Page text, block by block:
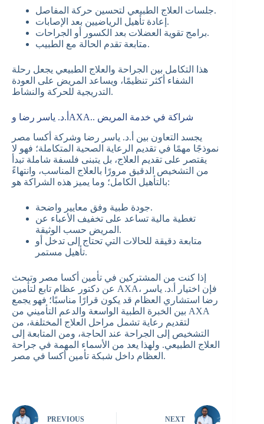
جلسات العلاج الطبيعي لتحسين حركة المفاصل.
إعادة تأهيل الرياضيين بعد الإصابات.
برامج تقوية العضلات بعد الكسور أو الجراحات.
متابعة تقدم الحالة مع الطبيب.
هذا التكامل بين الجراحة والعلاج الطبيعي يجعل رحلة
الشفاء أكثر تنظيمًا، ويساعد المريض على العودة
التدريجية للحركة والنشاط.
أ.د. ياسر رضا وAXA.. شراكة في خدمة المريض
يجسد التعاون بين أ.د. ياسر رضا وشركة أكسا مصر
نموذجًا مهمًا في تقديم الرعاية الصحية المتكاملة؛ فهو لا
يقتصر على تقديم العلاج، بل يتبنى فلسفة شاملة تبدأ
من التشخيص الدقيق مرورًا بالعلاج المناسب، وانتهاءً
بالتأهيل الكامل؛ وما يميز هذه الشراكة هو:
جودة طبية وفق معايير واضحة.
تغطية مالية تساعد على تخفيف الأعباء عن
المريض حسب الوثيقة.
متابعة دقيقة للحالات التي تحتاج إلى تدخل أو
تأهيل مستمر.
إذا كنت من المشتركين في تأمين أكسا مصر وتبحث
عن دكتور عظام تابع لتأمين AXA، فإن اختيار أ.د. ياسر
رضا استشاري العظام قد يكون قرارًا مناسبًا؛ فهو يجمع
بين الخبرة الطبية الواسعة والدعم التأميني من AXA
لتقديم رعاية تشمل مراحل العلاج المختلفة، من
التشخيص إلى الجراحة عند الحاجة، ومن المتابعة إلى
العلاج الطبيعي. ولهذا يعد من الأسماء المهمة في جراحة
العظام داخل شبكة تأمين أكسا في مصر.
PREVIOUS NEXT